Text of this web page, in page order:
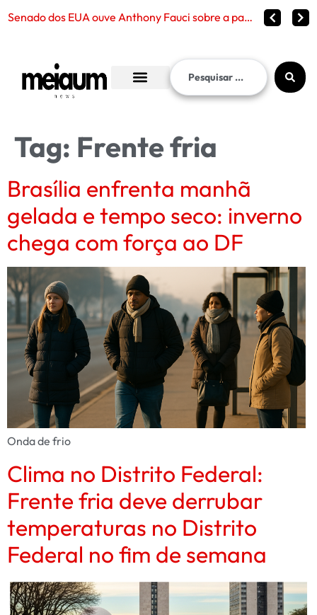
Senado dos EUA ouve Anthony Fauci sobre a pandemia de Covid-19 e reabre debate sobre censura,
Tag: Frente fria
Brasília enfrenta manhã
gelada e tempo seco: inverno
chega com força ao DF
Onda de frio
Clima no Distrito Federal:
Frente fria deve derrubar
temperaturas no Distrito
Federal no fim de semana